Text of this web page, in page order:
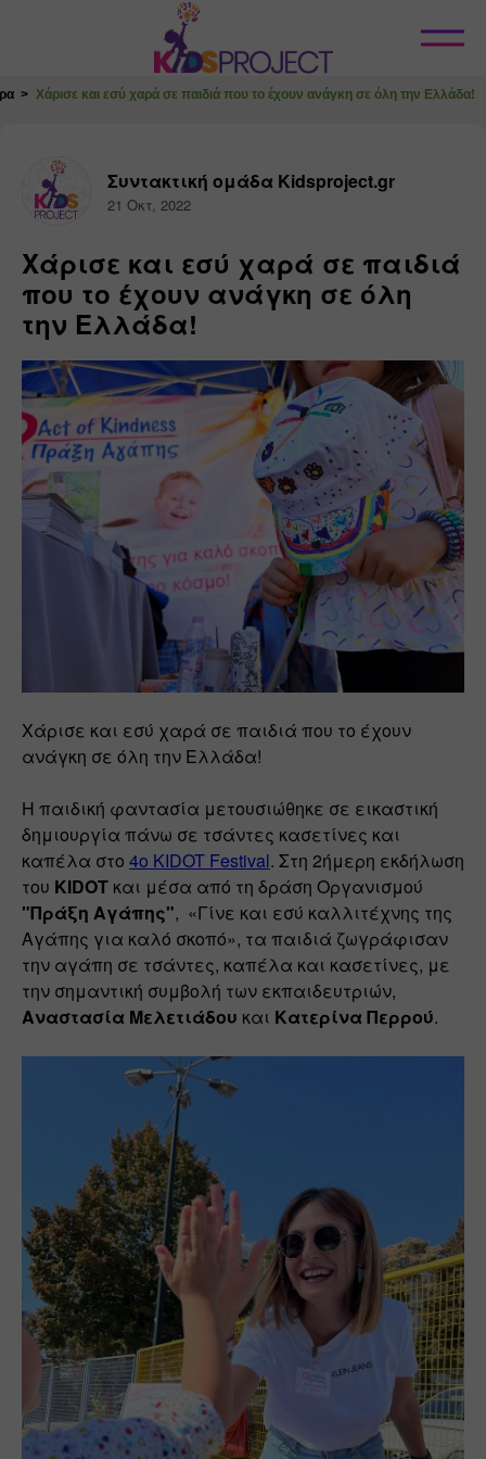
Κλείσιμο
Χάρισε και εσύ χαρά σε παιδιά που το έχουν ανάγκη σε όλη την Ελλάδα!
Συντακτική ομάδα Kidsproject.gr
21 Οκτ, 2022
Χάρισε και εσύ χαρά σε παιδιά
που το έχουν ανάγκη σε όλη
την Ελλάδα!
Χάρισε και εσύ χαρά σε παιδιά που το έχουν
ανάγκη σε όλη την Ελλάδα!
Η παιδική φαντασία μετουσιώθηκε σε εικαστική
δημιουργία πάνω σε τσάντες κασετίνες και
καπέλα στο 4ο KIDOT Festival. Στη 2ήμερη εκδήλωση
του KIDOT
"Πράξη Αγάπης",  «Γίνε και εσύ καλλιτέχνης της
Αγάπης για καλό σκοπό», τα παιδιά ζωγράφισαν
την αγάπη σε τσάντες, καπέλα και κασετίνες, με
Αναστασία Μελετιάδου και Κατερίνα Περρού.